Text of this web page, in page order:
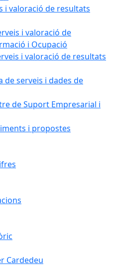
i valoració de resultats
i valoració de
i Ocupació
i valoració de resultats
de serveis i dades de
de Suport Empresarial i
i propostes
Cardedeu